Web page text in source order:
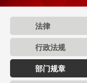
法律
行政法规
部门规章